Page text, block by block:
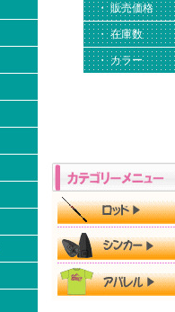
・ 販売価格
・ 在庫数
・ カラー